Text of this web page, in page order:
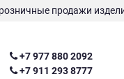
продажи
+7 977 880 2092
+7 911 293 8777